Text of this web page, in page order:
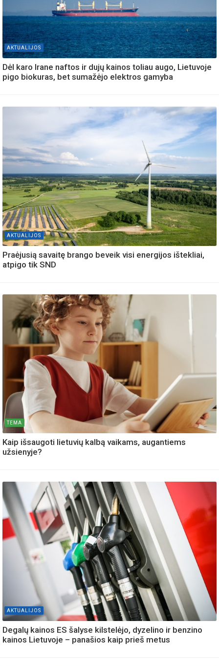
AKTUALIJOS
Dėl karo Irane naftos ir dujų kainos toliau augo, Lietuvoje
pigo biokuras, bet sumažėjo elektros gamyba
AKTUALIJOS
Praėjusią savaitę brango beveik visi energijos ištekliai,
atpigo tik SND
TEMA
Kaip išsaugoti lietuvių kalbą vaikams, augantiems
užsienyje?
AKTUALIJOS
Degalų kainos ES šalyse kilstelėjo, dyzelino ir benzino
kainos Lietuvoje – panašios kaip prieš metus